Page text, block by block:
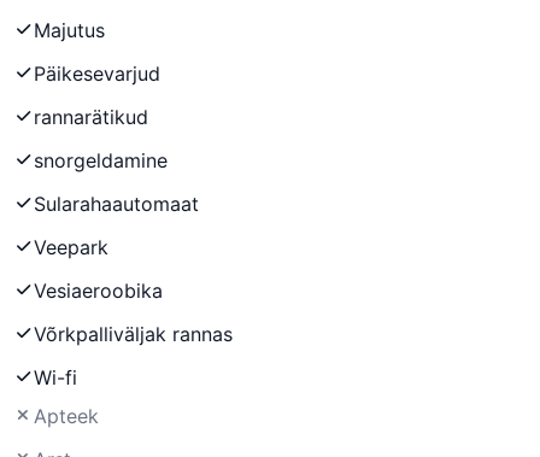
Majutus
Päikesevarjud
rannarätikud
snorgeldamine
Sularahaautomaat
Veepark
Vesiaeroobika
Võrkpalliväljak rannas
Wi-fi
Apteek